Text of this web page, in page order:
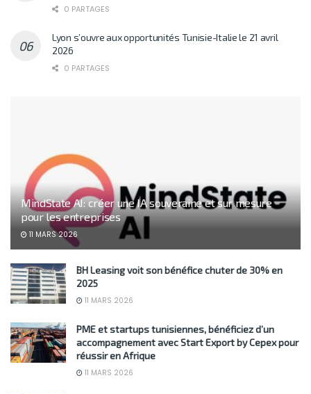
0 PARTAGES
Lyon s’ouvre aux opportunités Tunisie-Italie le 21 avril
2026
0 PARTAGES
MindState AI: créer une IA souveraine et sur mesure
pour les entreprises
11 MARS 2026
BH Leasing voit son bénéfice chuter de 30% en
2025
11 MARS 2026
PME et startups tunisiennes, bénéficiez d’un
accompagnement avec Start Export by Cepex pour
réussir en Afrique
11 MARS 2026